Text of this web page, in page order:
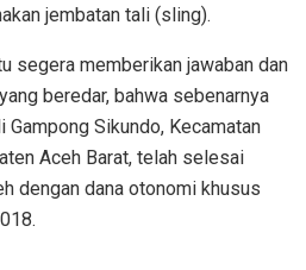
jembatan tali (sling).
segera memberikan jawaban dan
beredar, bahwa sebenarnya
Gampong Sikundo, Kecamatan
Aceh Barat, telah selesai
dengan dana otonomi khusus